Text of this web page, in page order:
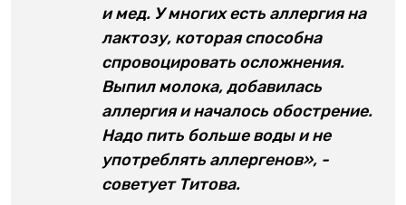
и мед. У многих есть аллергия на
лактозу, которая способна
спровоцировать осложнения.
Выпил молока, добавилась
аллергия и началось обострение.
Надо пить больше воды и не
употреблять аллергенов», -
советует Титова.